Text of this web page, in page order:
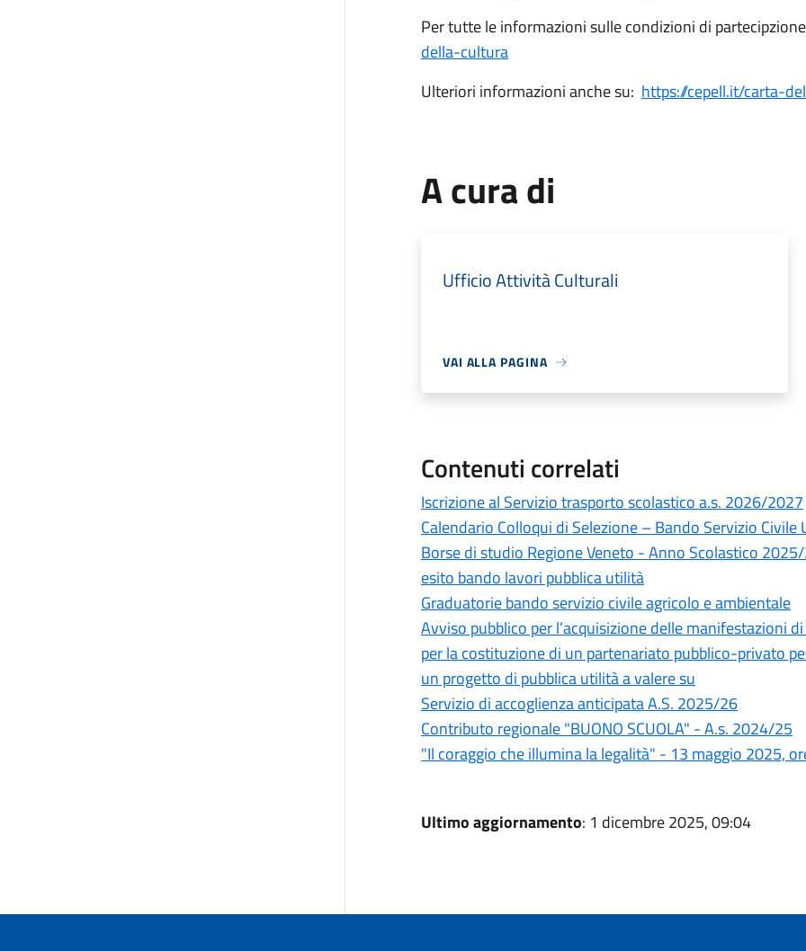
Per tutte le informazioni sulle condizioni di
della-cultura
Ulteriori informazioni anche su: https://cepell.it/carta-
A cura di
Ufficio Attività Culturali
VAI ALLA PAGINA
Contenuti correlati
Iscrizione al Servizio trasporto scolastico a.s. 2026/2027
Calendario Colloqui di Selezione – Bando Servizio Civile
Borse di studio Regione Veneto - Anno Scolastico
esito bando lavori pubblica utilità
Graduatorie bando servizio civile agricolo e ambientale
Avviso pubblico per l’acquisizione delle manifestazioni
per la costituzione di un partenariato pubblico-privato
un progetto di pubblica utilità a valere su
Servizio di accoglienza anticipata A.S. 2025/26
Contributo regionale "BUONO SCUOLA" - A.s. 2024/25
"Il coraggio che illumina la legalità" - 13 maggio 2025,
Ultimo aggiornamento: 1 dicembre 2025, 09:04